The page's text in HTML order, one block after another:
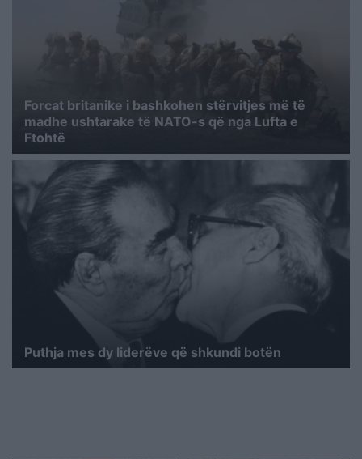
Forcat britanike i bashkohen stërvitjes më të
madhe ushtarake të NATO-s që nga Lufta e
Ftohtë
Puthja mes dy liderëve që shkundi botën